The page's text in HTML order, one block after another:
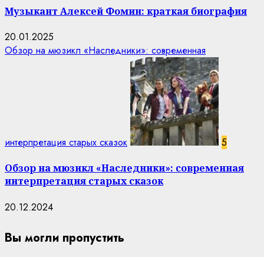
Музыкант Алексей Фомин: краткая биография
20.01.2025
Обзор на мюзикл «Наследники»: современная
интерпретация старых сказок 5
Обзор на мюзикл «Наследники»: современная
интерпретация старых сказок
20.12.2024
Вы могли пропустить